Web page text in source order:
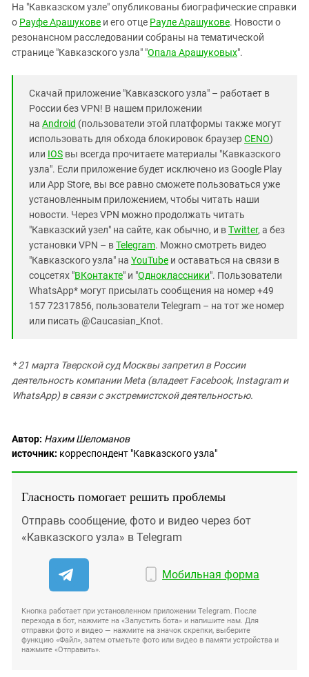
На "Кавказском узле" опубликованы биографические справки
о Рауфе Арашукове и его отце Рауле Арашукове. Новости о
резонансном расследовании собраны на тематической
странице "Кавказского узла" "Опала Арашуковых".
Скачай приложение "Кавказского узла" – работает в
России без VPN! В нашем приложении
на Android (пользователи этой платформы также могут
использовать для обхода блокировок браузерCENO)
или IOS вы всегда прочитаете материалы "Кавказского
узла". Если приложение будет исключено из Google Play
или App Store, вы все равно сможете пользоваться уже
установленным приложением, чтобы читать наши
новости. Через VPN можно продолжать читать
"Кавказский узел" на сайте, как обычно, и вTwitter, а без
установки VPN – вTelegram. Можно смотреть видео
"Кавказского узла" на YouTube и оставаться на связи в
соцсетях "ВКонтакте" и "Одноклассники". Пользователи
WhatsApp* могут присылать сообщения на номер +49
157 72317856, пользователи Telegram – на тот же номер
или писать @Caucasian_Knot.
* 21 марта Тверской суд Москвы запретил в России
деятельность компании Meta (владеет Facebook, Instagram и
WhatsApp) в связи с экстремистской деятельностью.
Автор: Нахим Шеломанов
источник: корреспондент "Кавказского узла"
Гласность помогает решить проблемы
Отправь сообщение, фото и видео через бот
«Кавказского узла» в Telegram
Мобильная форма
Кнопка работает при установленном приложении Telegram. После
перехода в бот, нажмите на «Запустить бота» и напишите нам. Для
отправки фото и видео — нажмите на значок скрепки, выберите
функцию «Файл», затем отметьте фото или видео в памяти устройства и
нажмите «Отправить».